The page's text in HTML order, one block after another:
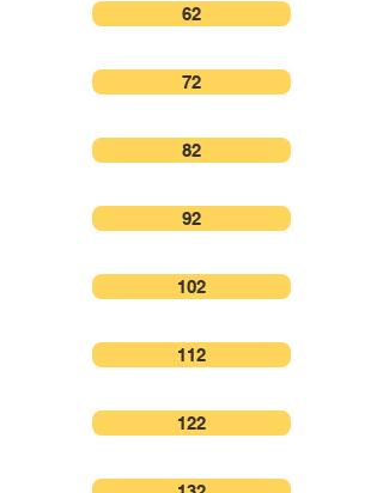
62
72
82
92
102
112
122